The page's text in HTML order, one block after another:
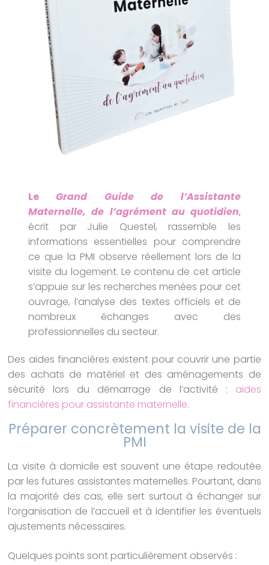
Le Grand Guide de l’Assistante
Maternelle, de l’agrément au quotidien,
écrit par Julie Questel, rassemble les
informations essentielles pour comprendre
ce que la PMI observe réellement lors de la
visite du logement. Le contenu de cet article
s’appuie sur les recherches menées pour cet
ouvrage, l’analyse des textes officiels et de
nombreux échanges avec des
professionnelles du secteur.
Des aides financières existent pour couvrir une partie
des achats de matériel et des aménagements de
sécurité lors du démarrage de l’activité : aides
financières pour assistante maternelle.
Préparer concrètement la visite de la
PMI
La visite à domicile est souvent une étape redoutée
par les futures assistantes maternelles. Pourtant, dans
la majorité des cas, elle sert surtout à échanger sur
l’organisation de l’accueil et à identifier les éventuels
ajustements nécessaires.
Quelques points sont particulièrement observés :